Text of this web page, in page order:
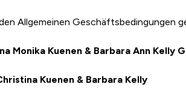
Allgemeinen Geschäftsbedingungen
Monika Kuenen & Barbara Ann Kelly
Kuenen & Barbara Kelly